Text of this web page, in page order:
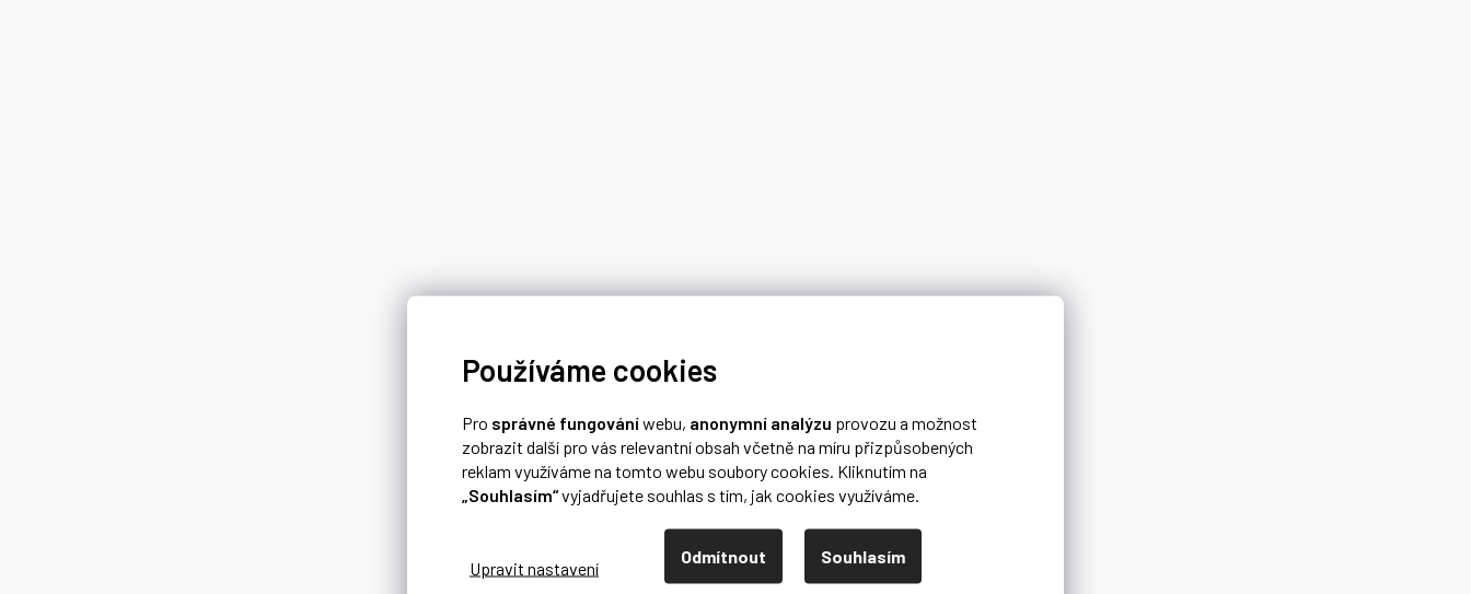
Používáme cookies
Pro správné fungováníwebu, anonymní analýzu provozu a možnost
zobrazit další pro vás relevantní obsah včetně na míru přizpůsobených
reklam využíváme na tomto webu soubory cookies. Kliknutím na
„Souhlasím“vyjadřujete souhlas s tím, jak cookies využíváme.
Odmítnout Souhlasím